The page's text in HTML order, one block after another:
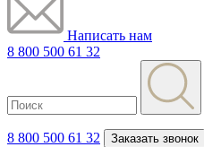
Написать нам
8 800 500 61 32
8 800 500 61 32 Заказать звонок